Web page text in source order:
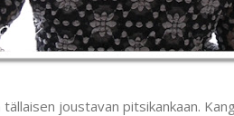
joustavan pitsikankaan.